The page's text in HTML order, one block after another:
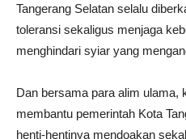
Tangerang Selatan selalu
toleransi sekaligus menjaga
menghindari syiar yang
Dan bersama para alim ulama,
membantu pemerintah Kota
henti-hentinya mendoakan